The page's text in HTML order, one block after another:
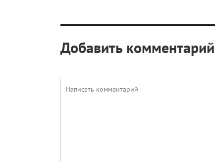
Добавить комментарий